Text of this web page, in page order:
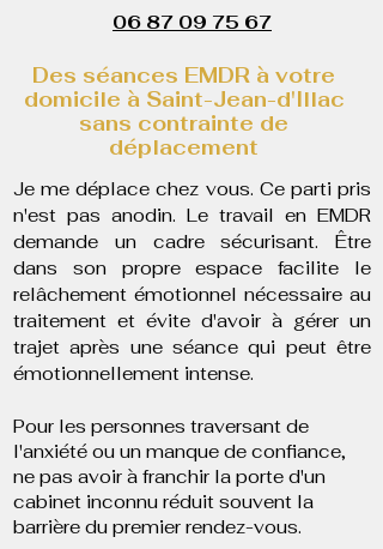
06 87 09 75 67
Des séances EMDR à votre
domicile à Saint-Jean-d'Illac
sans contrainte de
déplacement
Je me déplace chez vous. Ce parti pris
n'est pas anodin. Le travail en EMDR
demande un cadre sécurisant. Être
dans son propre espace facilite le
relâchement émotionnel nécessaire au
traitement et évite d'avoir à gérer un
trajet après une séance qui peut être
émotionnellement intense.
Pour les personnes traversant de
l'anxiété ou un manque de confiance,
ne pas avoir à franchir la porte d'un
cabinet inconnu réduit souvent la
barrière du premier rendez-vous.